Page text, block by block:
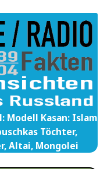
Modell Kasan: Islam
Töchter,
Altai, Mongolei